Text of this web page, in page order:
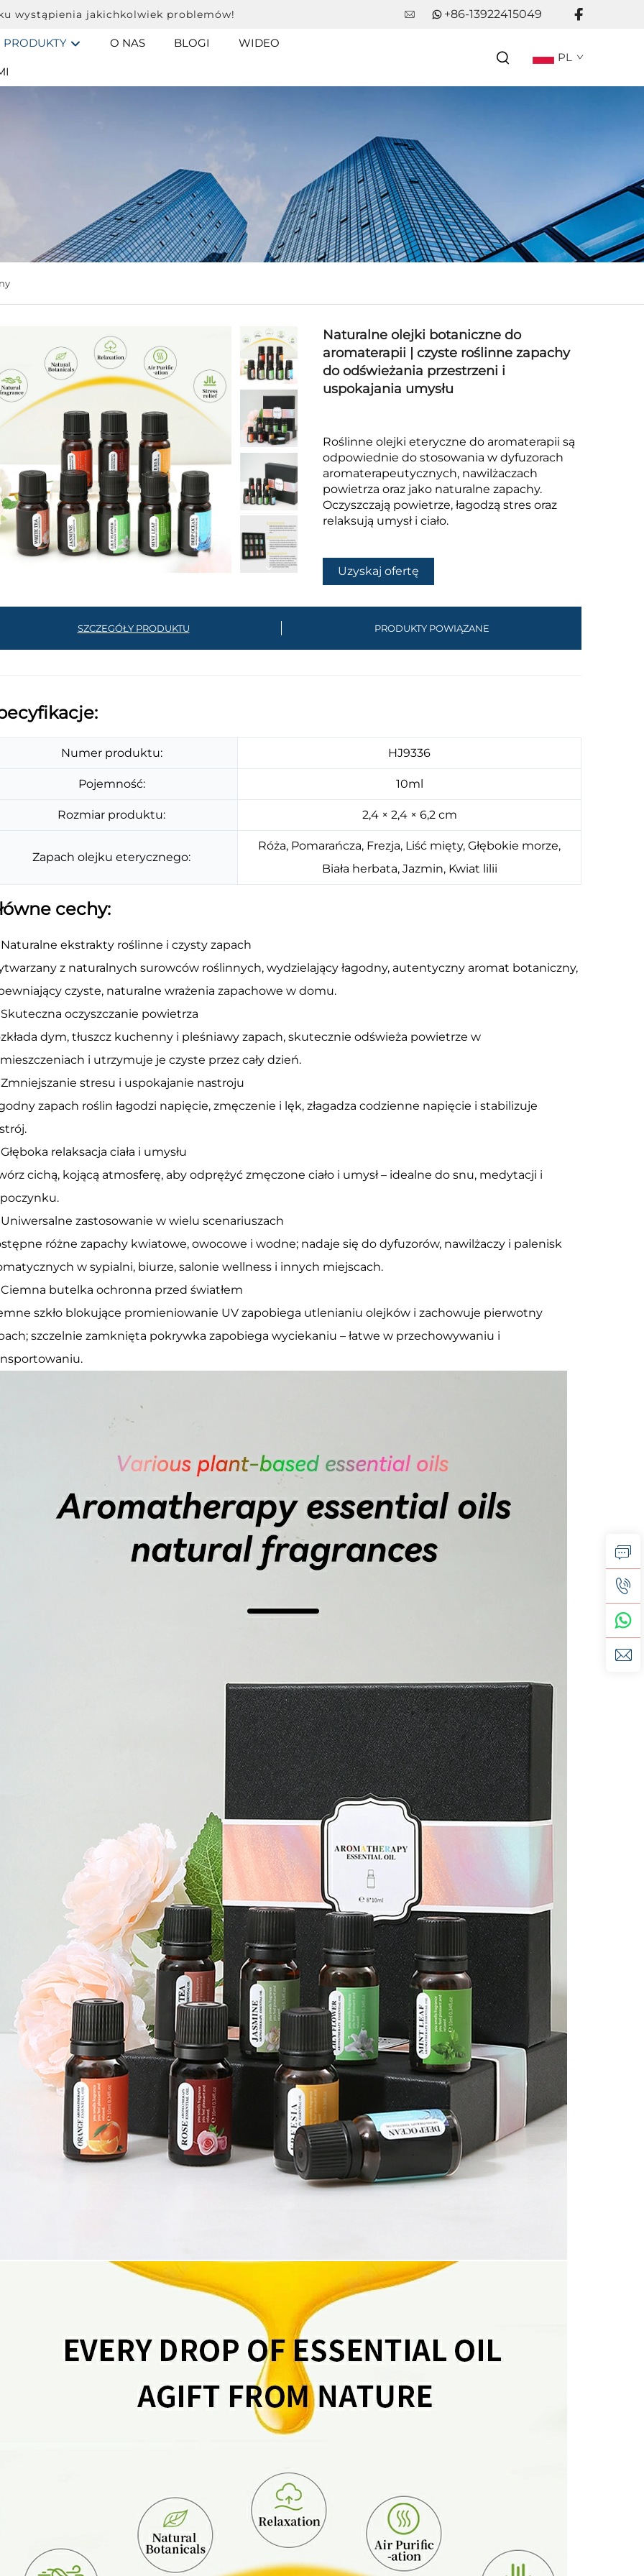
wystąpienia jakichkolwiek problemów! +86-13922415049
PRODUKTY O NAS BLOGI WIDEO
PL
Naturalne olejki botaniczne do
aromaterapii | czyste roślinne zapachy
do odświeżania przestrzeni i
uspokajania umysłu
Roślinne olejki eteryczne do aromaterapii są
odpowiednie do stosowania w dyfuzorach
aromaterapeutycznych, nawilżaczach
powietrza oraz jako naturalne zapachy.
Oczyszczają powietrze, łagodzą stres oraz
relaksują umysł i ciało.
Uzyskaj ofertę
SZCZEGÓŁY PRODUKTU PRODUKTY POWIĄZANE
Numer produktu: HJ9336
Pojemność: 10ml
Rozmiar produktu: 2,4 × 2,4 × 6,2 cm
Zapach olejku eterycznego:
Róża, Pomarańcza, Frezja, Liść mięty, Głębokie morze,
Biała herbata, Jazmin, Kwiat lilii
cechy:
Naturalne ekstrakty roślinne i czysty zapach
z naturalnych surowców roślinnych, wydzielający łagodny, autentyczny aromat botaniczny,
czyste, naturalne wrażenia zapachowe w domu.
Skuteczna oczyszczanie powietrza
dym, tłuszcz kuchenny i pleśniawy zapach, skutecznie odświeża powietrze w
i utrzymuje je czyste przez cały dzień.
Zmniejszanie stresu i uspokajanie nastroju
zapach roślin łagodzi napięcie, zmęczenie i lęk, złagadza codzienne napięcie i stabilizuje
Głęboka relaksacja ciała i umysłu
cichą, kojącą atmosferę, aby odprężyć zmęczone ciało i umysł – idealne do snu, medytacji i
Uniwersalne zastosowanie w wielu scenariuszach
różne zapachy kwiatowe, owocowe i wodne; nadaje się do dyfuzorów, nawilżaczy i palenisk
w sypialni, biurze, salonie wellness i innych miejscach.
Ciemna butelka ochronna przed światłem
szkło blokujące promieniowanie UV zapobiega utlenianiu olejków i zachowuje pierwotny
szczelnie zamknięta pokrywka zapobiega wyciekaniu – łatwe w przechowywaniu i